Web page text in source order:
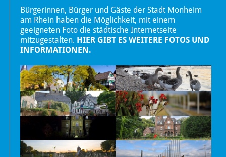
Bürgerinnen, Bürger und Gäste der Stadt Monheim
am Rhein haben die Möglichkeit, mit einem
geeigneten Foto die städtische Internetseite
mitzugestalten. HIER GIBT ES WEITERE FOTOS UND
INFORMATIONEN.